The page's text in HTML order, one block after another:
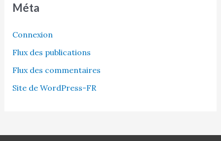
Méta
Connexion
Flux des publications
Flux des commentaires
Site de WordPress-FR